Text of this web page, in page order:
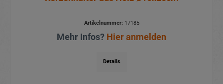
Artikelnummer:17185
Mehr Infos? Hier anmelden
Details